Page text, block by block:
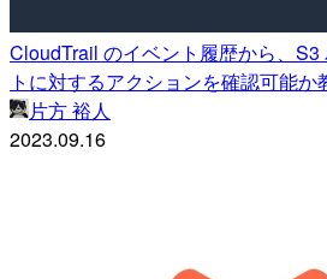
CloudTrail のイベント履歴から、S3
トに対するアクションを確認可能か
片方 裕人
2023.09.16